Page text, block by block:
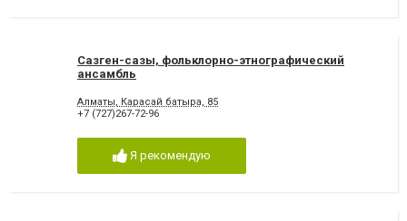
Сазген-сазы, фольклорно-этнографический
ансамбль
Алматы, Карасай батыра, 85
+7 (727)267-72-96
Я рекомендую